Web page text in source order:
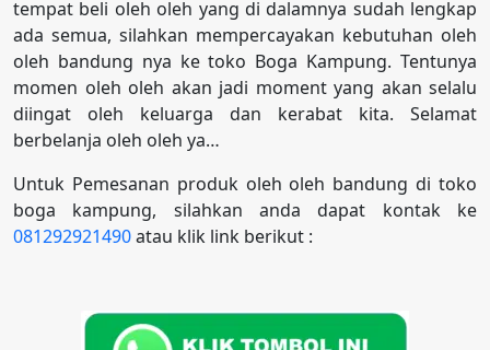
tempat beli oleh oleh yang di dalamnya sudah lengkap
ada semua, silahkan mempercayakan kebutuhan oleh
oleh bandung nya ke toko Boga Kampung. Tentunya
momen oleh oleh akan jadi moment yang akan selalu
diingat oleh keluarga dan kerabat kita. Selamat
berbelanja oleh oleh ya…
Untuk Pemesanan produk oleh oleh bandung di toko
boga kampung, silahkan anda dapat kontak ke
081292921490atau klik link berikut :